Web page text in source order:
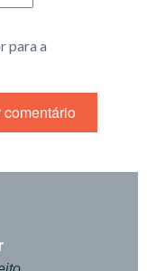
para a